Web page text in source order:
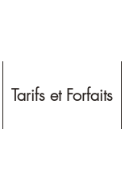
Tarifs et Forfaits